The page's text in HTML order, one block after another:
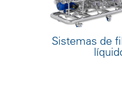
Sistemas de